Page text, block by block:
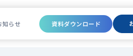
知らせ 資料ダウンロード